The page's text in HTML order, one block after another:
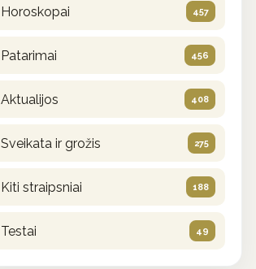
Horoskopai 457
Patarimai 456
Aktualijos 408
Sveikata ir grožis 275
Kiti straipsniai 188
Testai 49